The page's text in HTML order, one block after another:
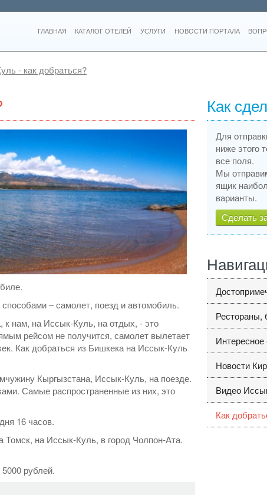
ГЛАВНАЯ КАТАЛОГ ОТЕЛЕЙ УСЛУГИ НОВОСТИ ПОРТАЛА
- как добраться?
– самолет, поезд и автомобиль.
к нам, на Иссык-Куль, на отдых, - это
рейсом не получится, самолет вылетает
Как добраться из Бишкека на Иссык-Куль
Кыргызстана, Иссык-Куль, на поезде.
Самые распространенные из них, это
16 часов.
Томск, на Иссык-Куль, в город Чолпон-Ата.
рублей.
Как
Для
ниже этого
все поля.
Мы
ящик
варианты.
Сделать
Новости
Видео
Как